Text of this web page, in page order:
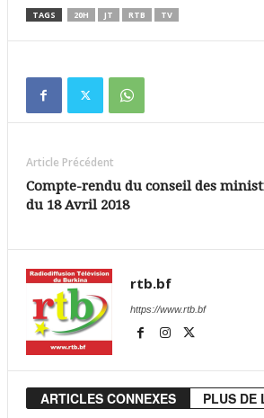
TAGS 20H JT RTB TV
Article Précédent
Compte-rendu du conseil des
du 18 Avril 2018
rtb.bf
https://www.rtb.bf
ARTICLES CONNEXES PLUS DE